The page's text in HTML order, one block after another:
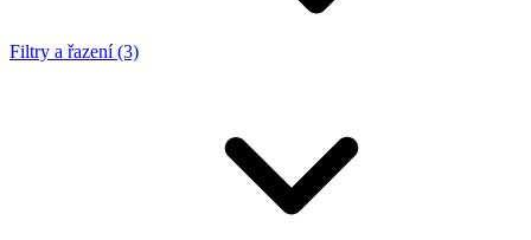
Filtry a řazení (3)